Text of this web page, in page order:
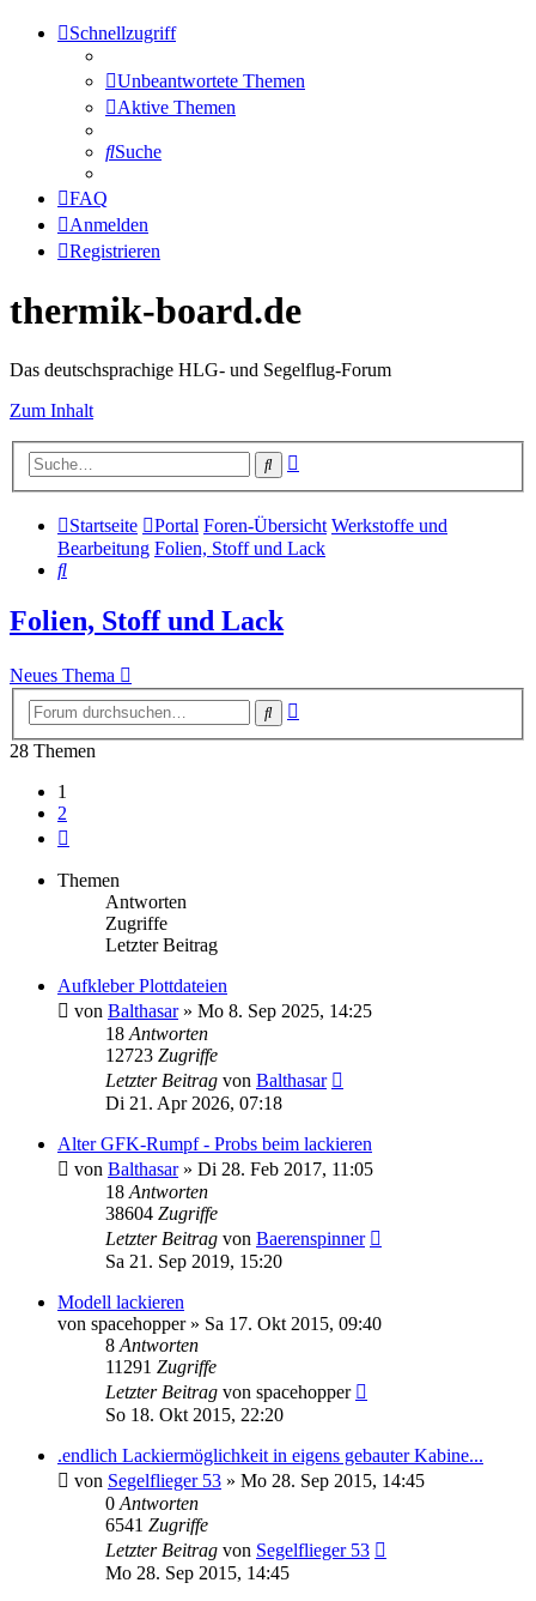
Schnellzugriff
Unbeantwortete Themen
Aktive Themen
Suche
FAQ
Anmelden
Registrieren
thermik-board.de
Das deutschsprachige HLG- und Segelflug-Forum
Zum Inhalt
Suche
Startseite Portal Foren-Übersicht Werkstoffe und
Bearbeitung Folien, Stoff und Lack
Suche
Folien, Stoff und Lack
Neues Thema
Suche
28 Themen
1
2
Themen
Antworten
Zugriffe
Letzter Beitrag
Aufkleber Plottdateien
von Balthasar» Mo 8. Sep 2025, 14:25
18 Antworten
12723 Zugriffe
Letzter Beitrag von Balthasar
Di 21. Apr 2026, 07:18
Alter GFK-Rumpf - Probs beim lackieren
von Balthasar» Di 28. Feb 2017, 11:05
18 Antworten
38604 Zugriffe
Letzter Beitrag von Baerenspinner
Sa 21. Sep 2019, 15:20
Modell lackieren
von spacehopper» Sa 17. Okt 2015, 09:40
8 Antworten
11291 Zugriffe
Letzter Beitrag von spacehopper
So 18. Okt 2015, 22:20
.endlich Lackiermöglichkeit in eigens gebauter Kabine...
von Segelflieger 53 » Mo 28. Sep 2015, 14:45
0 Antworten
6541 Zugriffe
Letzter Beitrag von Segelflieger 53
Mo 28. Sep 2015, 14:45